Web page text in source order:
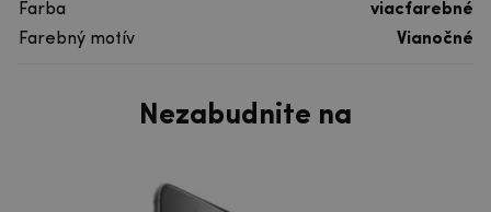
Farba
viacfarebné
Farebný motív
Vianočné
Nezabudnite na